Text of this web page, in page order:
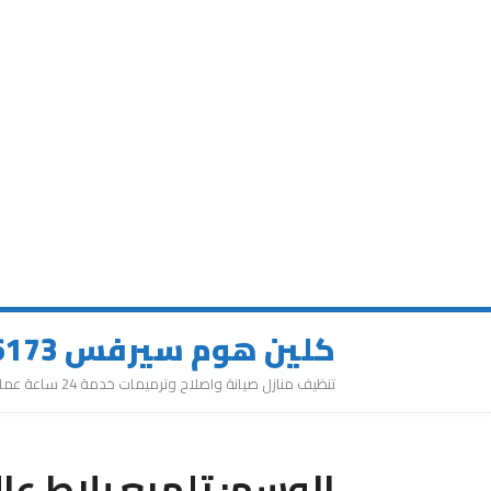
كلين هوم سيرفس 0543626173
تنظيف منازل صيانة واصلاح وترميمات خدمة 24 ساعة عمالة مميزة